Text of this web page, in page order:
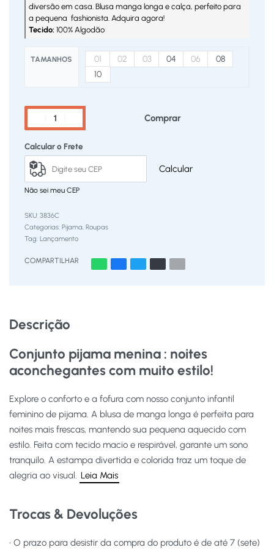
diversão em casa. Blusa manga longa e calça, perfeito para
a pequena fashionista. Adquira agora!
Tecido: 100% Algodão
TAMANHOS 01 02 03 04 06
08
10
Comprar
Calcular o Frete
Calcular
Não sei meu CEP
3836C
Categorias: Pijama, Roupas
Tag: Lançamento
COMPARTILHAR
Descrição
Conjunto pijama menina : noites
aconchegantes com muito estilo!
Explore o conforto e a fofura com nosso conjunto infantil
feminino de pijama. A blusa de manga longa é perfeita para
noites mais frescas, mantendo sua pequena aquecido com
estilo. Feita com tecido macio e respirável, garante um sono
tranquilo. A estampa divertida e colorida traz um toque de
alegria ao visual. Leia Mais
Trocas & Devoluções
• O prazo para desistir da compra do produto é de até 7 (sete)